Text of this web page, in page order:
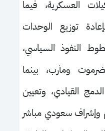
العسكرية، فيما
توزيع الوحدات
النفوذ السياسي،
ومأرب، بينما
القيادي، وتعيين
وإشراف سعودي مباشر